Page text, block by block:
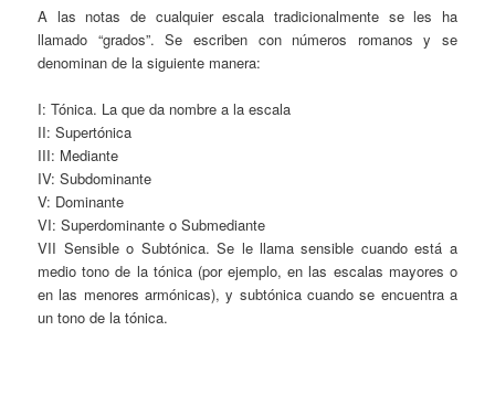
A las notas de cualquier escala tradicionalmente se les ha
llamado “grados”. Se escriben con números romanos y se
denominan de la siguiente manera:
I: Tónica. La que da nombre a la escala
II: Supertónica
III: Mediante
IV: Subdominante
V: Dominante
VI: Superdominante o Submediante
VII Sensible o Subtónica. Se le llama sensible cuando está a
medio tono de la tónica (por ejemplo, en las escalas mayores o
en las menores armónicas), y subtónica cuando se encuentra a
un tono de la tónica.